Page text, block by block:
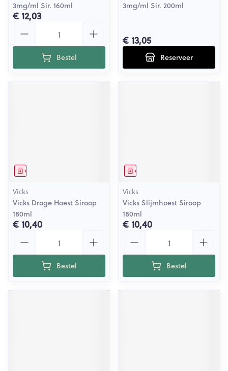
3mg/ml Sir. 160ml
€ 12,03
Bestel
3mg/ml Sir. 200ml
€ 13,05
Reserveer
Geneesmiddel
Vicks
Vicks Droge Hoest Siroop
180ml
€ 10,40
Bestel
Geneesmiddel
Vicks
Vicks Slijmhoest Siroop
180ml
€ 10,40
Bestel